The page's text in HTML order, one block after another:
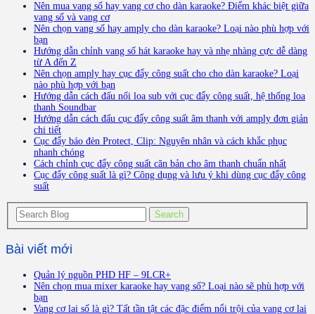
Nên mua vang số hay vang cơ cho dàn karaoke? Điểm khác biệt giữa
vang số và vang cơ
Nên chọn vang số hay amply cho dàn karaoke? Loại nào phù hợp với
bạn
Hướng dẫn chỉnh vang số hát karaoke hay và nhẹ nhàng cực dễ dàng
từ A đến Z
Nên chọn amply hay cục đẩy công suất cho cho dàn karaoke? Loại
nào phù hợp với bạn
Hướng dẫn cách đấu nối loa sub với cục đẩy công suất, hệ thống loa
thanh Soundbar
Hướng dẫn cách đấu cục đẩy công suất âm thanh với amply đơn giản
chi tiết
Cục đẩy báo đèn Protect, Clip: Nguyên nhân và cách khắc phục
nhanh chóng
Cách chỉnh cục đẩy công suất căn bản cho âm thanh chuẩn nhất
Cục đẩy công suất là gì? Công dụng và lưu ý khi dùng cục đẩy công
suất
Bài viết mới
Quản lý nguồn PHD HF – 9LCR+
Nên chọn mua mixer karaoke hay vang số? Loại nào sẽ phù hợp với
bạn
Vang cơ lai số là gì? Tất tần tật các đặc điểm nổi trội của vang cơ lai